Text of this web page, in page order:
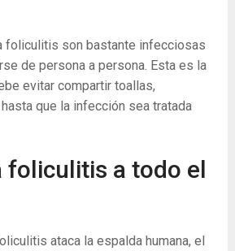
foliculitis son bastante infecciosas
de persona a persona. Esta es la
evitar compartir toallas,
que la infección sea tratada
foliculitis a todo el
ataca la espalda humana, el